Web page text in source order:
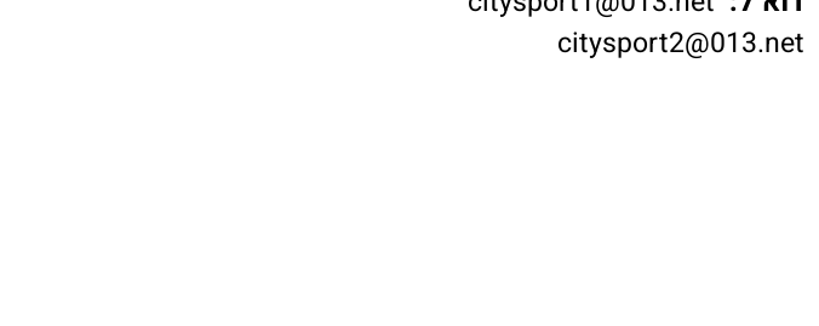
דוא"ל:citysport1@013.net
citysport2@013.net